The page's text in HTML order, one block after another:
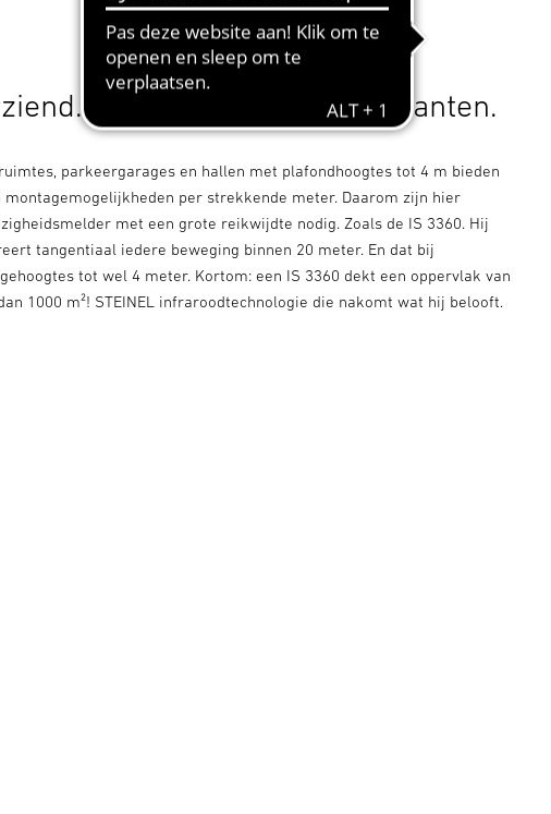
En met zicht naar alle kanten.
parkeergarages en hallen met plafondhoogtes tot 4 m bieden
montagemogelijkheden per strekkende meter. Daarom zijn hier
met een grote reikwijdte nodig. Zoals de IS 3360. Hij
tangentiaal iedere beweging binnen 20 meter. En dat bij
tot wel 4 meter. Kortom: een IS 3360 dekt een oppervlak van
1000 m²! STEINEL infraroodtechnologie die nakomt wat hij belooft.